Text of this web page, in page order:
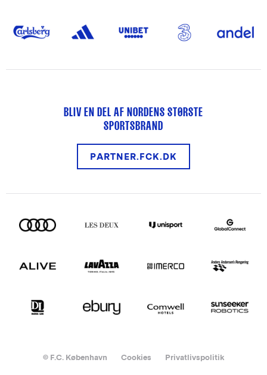
BLIV EN DEL AF NORDENS STØRSTE
SPORTSBRAND
PARTNER.FCK.DK
© F.C. København Cookies Privatlivspolitik